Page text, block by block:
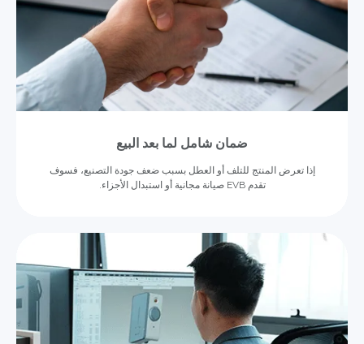
ضمان شامل لما بعد البيع
إذا تعرض المنتج للتلف أو العطل بسبب ضعف جودة التصنيع، فسوف